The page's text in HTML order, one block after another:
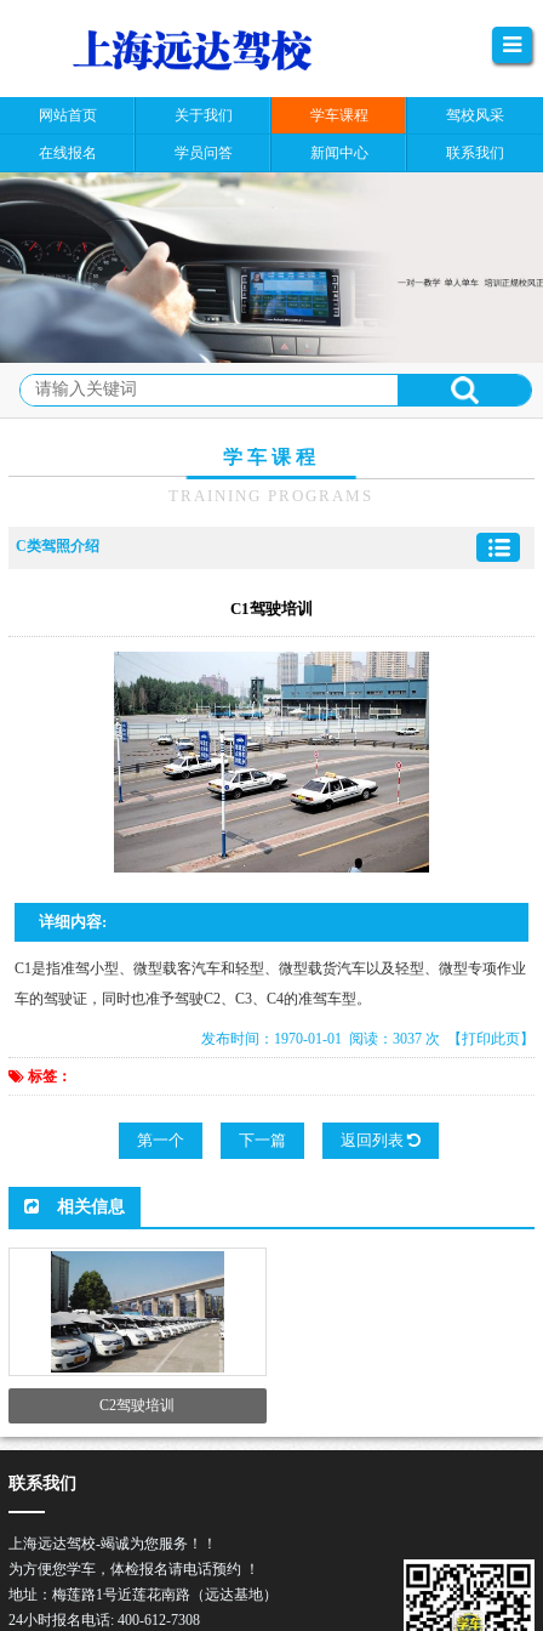
网站首页 关于我们 学车课程 驾校风采
在线报名 学员问答 新闻中心 联系我们
学车课程
TRAINING PROGRAMS
C类驾照介绍
C1驾驶培训
详细内容:
C1是指准驾小型、微型载客汽车和轻型、微型载货汽车以及轻型、微型专项作业
车的驾驶证，同时也准予驾驶C2、C3、C4的准驾车型。
发布时间：1970-01-01 阅读：3037 次 【打印此页】
标签：
第一个 下一篇 返回列表
相关信息
C2驾驶培训
联系我们
上海远达驾校-竭诚为您服务！！
为方便您学车，体检报名请电话预约 ！
地址：梅莲路1号近莲花南路（远达基地）
24小时报名电话: 400-612-7308